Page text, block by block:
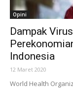
Opini
Dampak
Indonesia
12 Maret 2020
World Health